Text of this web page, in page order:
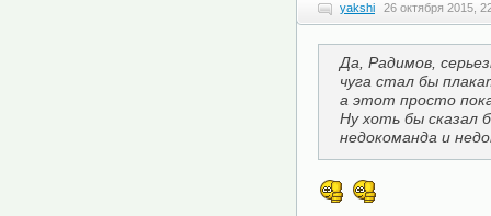
yakshi 26 октября 2015,
Да, Радимов,
чуга стал бы
а этот просто
Ну хоть бы сказал
недокоманда и